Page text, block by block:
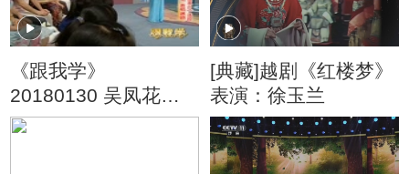
《跟我学》
20180130 吴凤花教
唱越剧《梁山伯与祝
[典藏]越剧《红楼梦》
表演：徐玉兰